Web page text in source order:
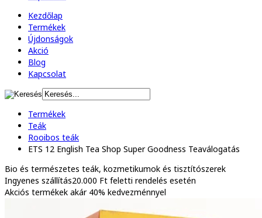
Kezdőlap
Termékek
Újdonságok
Akció
Blog
Kapcsolat
Termékek
Teák
Rooibos teák
ETS 12 English Tea Shop Super Goodness Teaválogatás
Bio és természetes teák, kozmetikumok és tisztítószerek
Ingyenes szállítás20.000 Ft feletti rendelés esetén
Akciós termékek akár 40% kedvezménnyel